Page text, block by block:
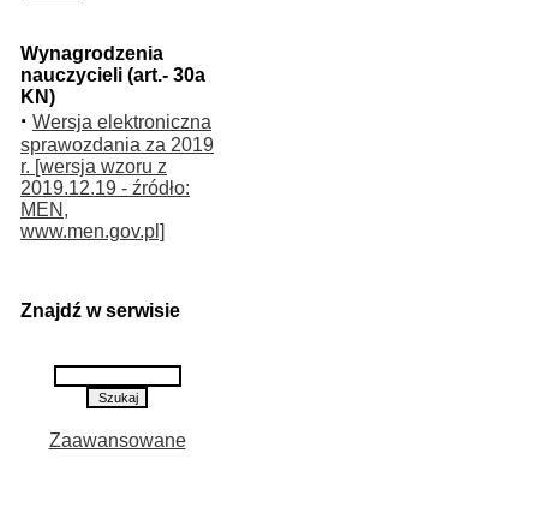
Wynagrodzenia
nauczycieli (art.- 30a
KN)
· Wersja elektroniczna
sprawozdania za 2019
r. [wersja wzoru z
2019.12.19 - źródło:
MEN,
www.men.gov.pl]
Znajdź w serwisie
Zaawansowane